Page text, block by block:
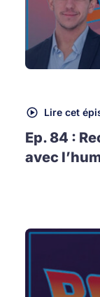
Lire cet
Ep. 84 :
avec